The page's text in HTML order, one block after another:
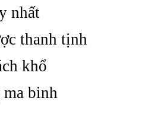
nhất
thanh tịnh
khổ
ma binh